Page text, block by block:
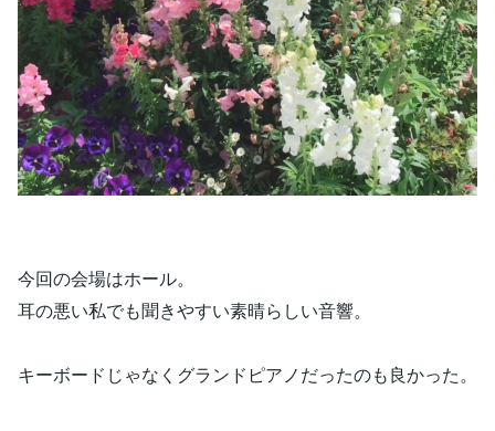
今回の会場はホール。
耳の悪い私でも聞きやすい素晴らしい音響。
キーボードじゃなくグランドピアノだったのも良かった。